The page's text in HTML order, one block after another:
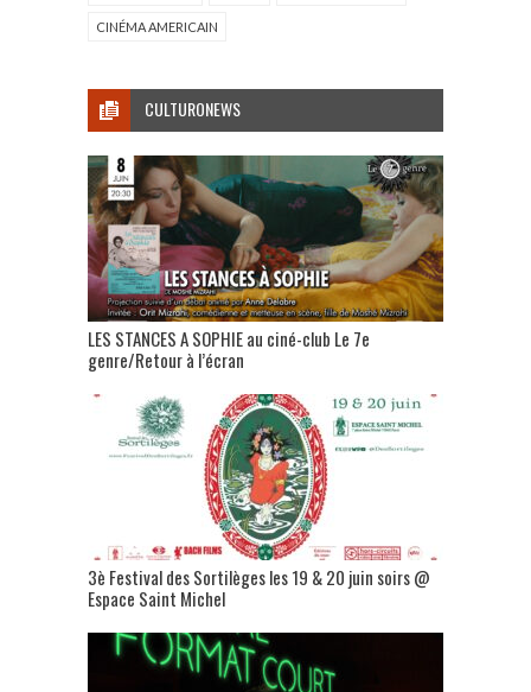
CINÉMA AMERICAIN
CULTURONEWS
LES STANCES A SOPHIE au ciné-club Le 7e
genre/Retour à l’écran
3è Festival des Sortilèges les 19 & 20 juin soirs @
Espace Saint Michel